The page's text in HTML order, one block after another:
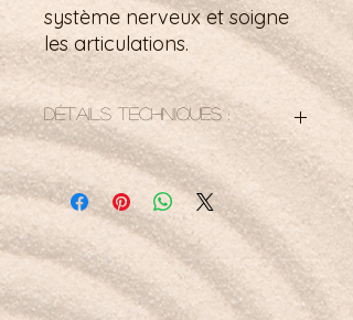
système nerveux et soigne
les articulations.
Détails techniques :
Bracelet élastiqué
8mm
17, 5 mm soit 22 perles